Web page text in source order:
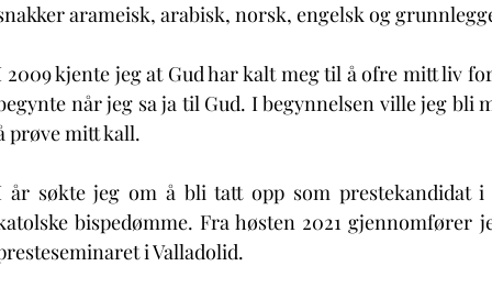
arameisk, arabisk, norsk, engelsk og
2009 kjente jeg at Gud har kalt meg til å ofre mitt liv
når jeg sa ja til Gud. I begynnelsen ville jeg bli
prøve mitt kall.
år søkte jeg om å bli tatt opp som prestekandidat i
bispedømme. Fra høsten 2021 gjennomfører
i Valladolid.